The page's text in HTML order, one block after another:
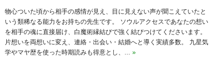
物心ついた頃から相手の感情が見え、目に見えない声が聞こえていたと
いう類稀なる能力をお持ちの先生です。 ソウルアクセスであなたの想い
を相手の魂に直接届け、白魔術縁結びで強く結びつけてくださいます。
片想いを両想いに変え、連絡・出会い・結婚へと導く実績多数。 九星気
学やマヤ歴を使った時期読みも得意とし、... »